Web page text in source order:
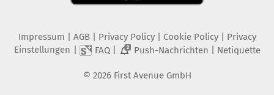
Impressum AGB Privacy Policy| Cookie Policy| Privacy
Einstellungen
FAQ| 2 Push-Nachrichten Netiquette
© 2026 First Avenue GmbH